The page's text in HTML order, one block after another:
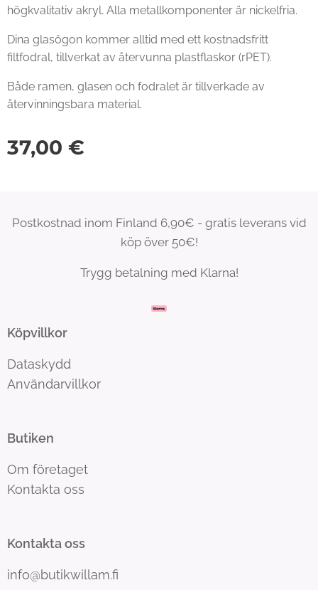
högkvalitativ akryl. Alla metallkomponenter är nickelfria.
Dina glasögon kommer alltid med ett kostnadsfritt
filtfodral, tillverkat av återvunna plastflaskor (rPET).
Både ramen, glasen och fodralet är tillverkade av
återvinningsbara material.
37,00 €
Postkostnad inom Finland 6,90€ - gratis leverans vid
köp över 50€!
Trygg betalning med Klarna!
Köpvillkor
Dataskydd
Användarvillkor
Butiken
Om företaget
Kontakta oss
Kontakta oss
info@butikwillam.fi